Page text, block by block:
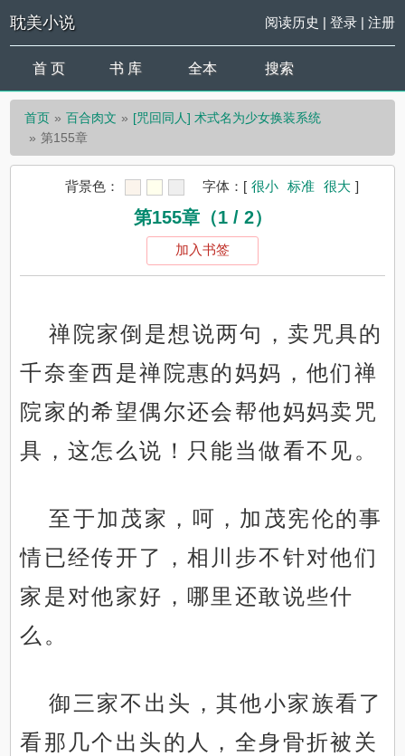
耽美小说 阅读历史 | 登录| 注册
首 页 书 库 全本 搜索
首页 百合肉文
[咒回同人] 术式名为少女换装系统
第155章
背景色： 字体： [ 很小 标准 很大 ]
第155章（1 / 2）
加入书签
禅院家倒是想说两句，卖咒具的
千奈奎西是禅院惠的妈妈，他们禅
院家的希望偶尔还会帮他妈妈卖咒
具，这怎么说！只能当做看不见。
至于加茂家，呵，加茂宪伦的事
情已经传开了，相川步不针对他们
家是对他家好，哪里还敢说些什
么。
御三家不出头，其他小家族看了
看那几个出头的人，全身骨折被关